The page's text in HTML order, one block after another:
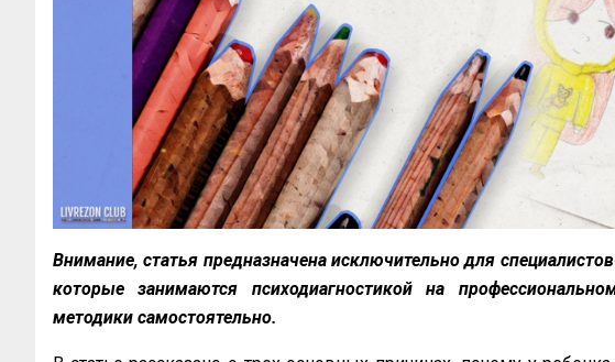
Внимание, статья предназначена исключительно для
которые занимаются психодиагностикой на
методики самостоятельно.